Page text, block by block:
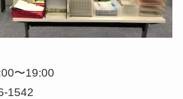
〜19:00
1542